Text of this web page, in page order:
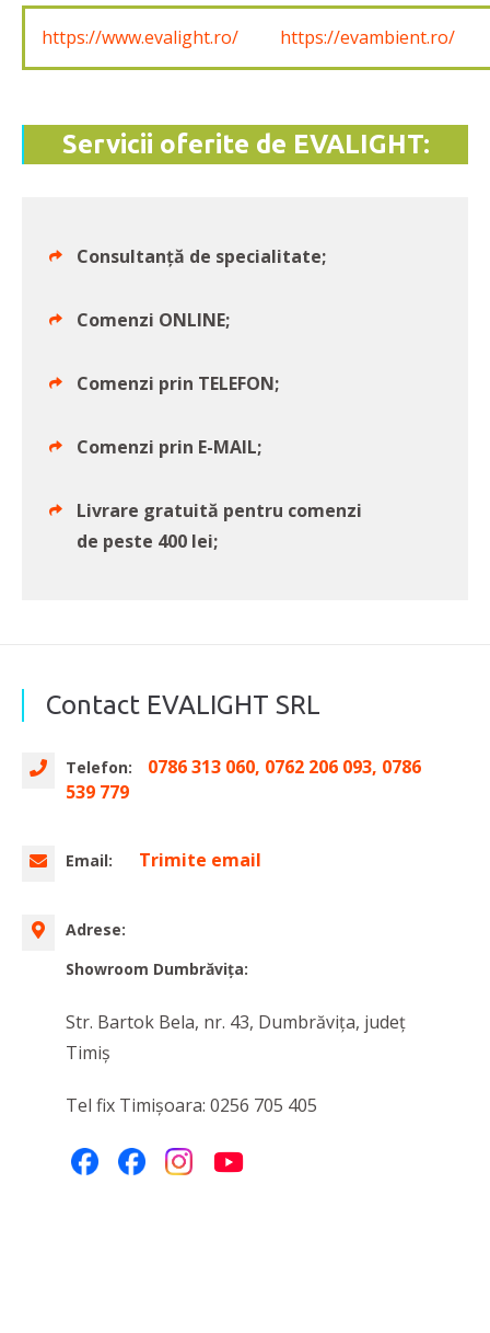
https://www.evalight.ro/ https://evambient.ro/
Servicii oferite de EVALIGHT:
Consultanță de specialitate;
Comenzi ONLINE;
Comenzi prin TELEFON;
Comenzi prin E-MAIL;
Livrare gratuită pentru comenzi
de peste 400 lei;
Contact EVALIGHT SRL
Telefon:
0786 313 060, 0762 206 093, 0786
539 779
Email: Trimite email
Adrese:
Showroom Dumbrăvița:
Str. Bartok Bela, nr. 43, Dumbrăvița, judeţ
Timiș
Tel fix Timișoara: 0256 705 405